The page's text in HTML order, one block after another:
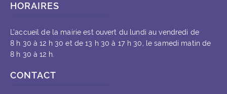
HORAIRES
L’accueil de la mairie est ouvert du lundi au vendredi de
8 h 30 à 12 h 30 et de 13 h 30 à 17 h 30, le samedi matin de
8 h 30 à 12 h.
CONTACT